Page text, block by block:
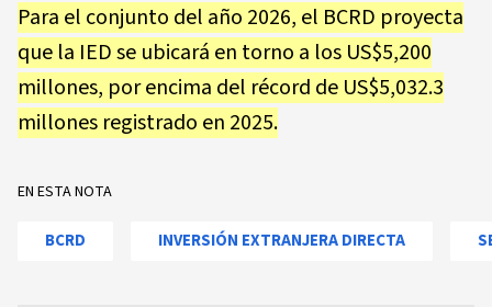
Para el conjunto del año 2026, el BCRD proyecta
que la IED se ubicará en torno a los US$5,200
millones, por encima del récord de US$5,032.3
millones registrado en 2025.
EN ESTA NOTA
BCRD INVERSIÓN EXTRANJERA DIRECTA